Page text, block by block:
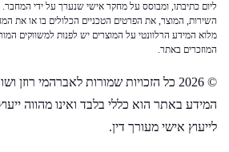
ליום כתיבתו, ומבוסס על מחקר אישי שנערך על ידי המחבר.
השירות, המוצר, את הפרטים הטכניים הכלולים בו או את
מלוא המידע הרלוונטי על המוצרים יש לפנות למשווקים
המוזכרים באתר.
© 2026 כל הזכויות שמורות לאברהמי רוזן ושות'
המידע באתר הוא כללי בלבד ואינו מהווה
לייעוץ אישי מעורך דין.